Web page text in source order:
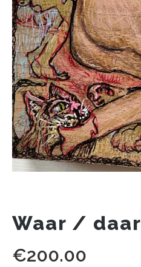
Waar / daar
€200.00